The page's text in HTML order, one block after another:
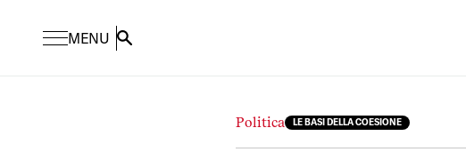
MENU Search
Politica LE BASI DELLA COESIONE